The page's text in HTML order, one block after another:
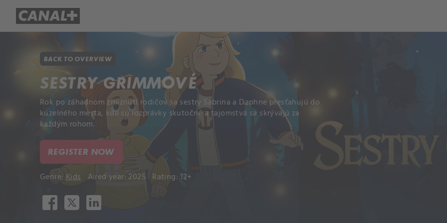
BACK TO OVERVIEW
SESTRY GRIMMOVÉ
Rok po záhadnom zmiznutí rodičov sa sestry Sabrina a Daphne presťahujú do
kúzelného mesta, kde sú rozprávky skutočné a tajomstvá sa skrývajú za
každým rohom.
REGISTER NOW
Genre: Kids Aired year: 2025 Rating: 12+